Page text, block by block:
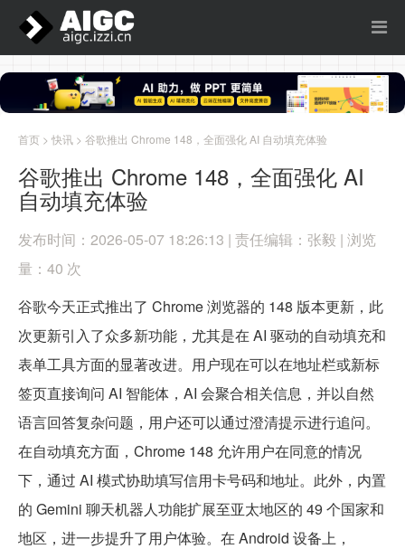
首页 > 快讯 > 谷歌推出 Chrome 148，全面强化 AI 自动填充体验
谷歌推出 Chrome 148，全面强化 AI
自动填充体验
发布时间：2026-05-07 18:26:13 | 责任编辑：张毅 | 浏览
量：40 次
谷歌今天正式推出了 Chrome 浏览器的 148 版本更新，此
次更新引入了众多新功能，尤其是在 AI 驱动的自动填充和
表单工具方面的显著改进。用户现在可以在地址栏或新标
签页直接询问 AI 智能体，AI 会聚合相关信息，并以自然
语言回答复杂问题，用户还可以通过澄清提示进行追问。
在自动填充方面，Chrome 148 允许用户在同意的情况
下，通过 AI 模式协助填写信用卡号码和地址。此外，内置
的 Gemini 聊天机器人功能扩展至亚太地区的 49 个国家和
地区，进一步提升了用户体验。在 Android 设备上，